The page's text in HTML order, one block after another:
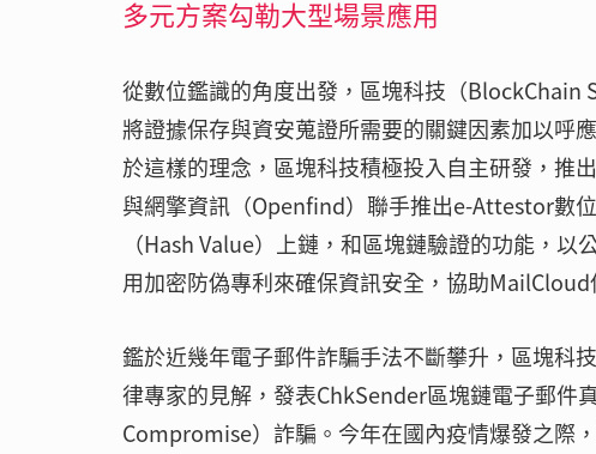
多元方案勾勒大型場景應用
從數位鑑識的角度出發，區塊科技（BlockChain
將證據保存與資安蒐證所需要的關鍵因素加以呼
於這樣的理念，區塊科技積極投入自主研發，推
與網擎資訊（Openfind）聯手推出e-Attestor數
（Hash Value）上鏈，和區塊鏈驗證的功能，
用加密防偽專利來確保資訊安全，協助
鑑於近幾年電子郵件詐騙手法不斷攀升，區塊科
律專家的見解，發表ChkSender區塊鏈電子郵件
Compromise）詐騙。今年在國內疫情爆發之際